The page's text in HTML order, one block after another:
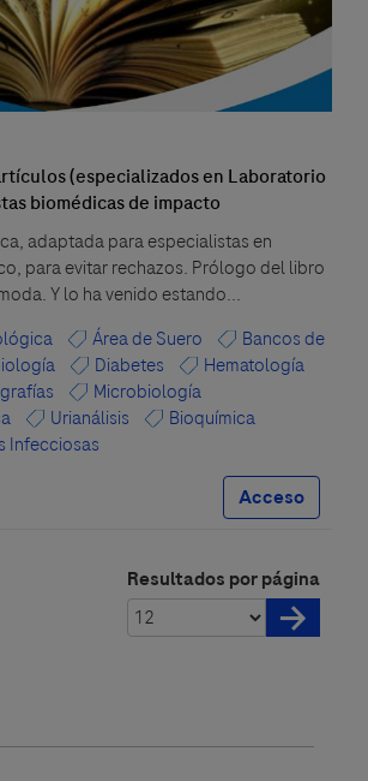
(especializados en Laboratorio
biomédicas de impacto
adaptada para especialistas en
para evitar rechazos. Prólogo del libro
Y lo ha venido estando...
Área de Suero
Bancos de
Diabetes
Hematología
Microbiología
Urianálisis
Bioquímica
Infecciosas
Acceso
Resultados por página